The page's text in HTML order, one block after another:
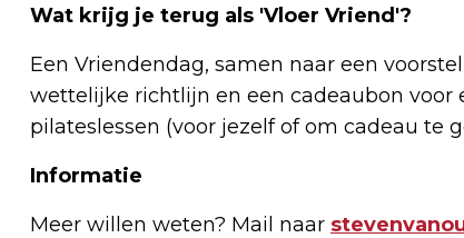
Wat krijg je terug als 'Vloer Vriend'?
Een Vriendendag, samen naar een
wettelijke richtlijn en een cadeaubon voor
pilateslessen (voor jezelf of om cadeau te
Informatie
Meer willen weten? Mail naar